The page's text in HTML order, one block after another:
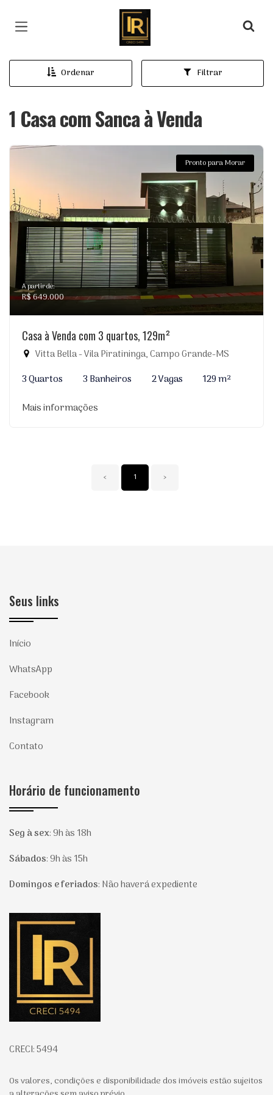
Página inicial
Ordenar Filtrar
1 Casa com Sanca à Venda
Pronto para Morar
A partir de:
R$ 649.000
Casa à Venda com 3 quartos, 129m²
Vitta Bella - Vila Piratininga, Campo Grande-MS
3 Quartos
3 Banheiros 2 Vagas
129 m²
Mais informações
‹ 1 ›
Seus links
Início
WhatsApp
Facebook
Instagram
Contato
Horário de funcionamento
Seg à sex:9h às 18h
Sábados:9h às 15h
Domingos e feriados: Não haverá expediente
Página inicial
CRECI: 5494
Os valores, condições e disponibilidade dos imóveis estão sujeitos